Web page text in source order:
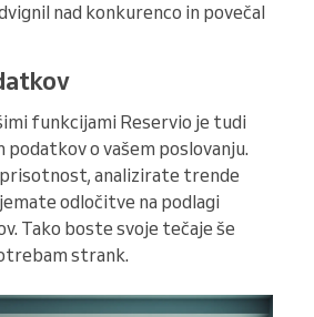
nad konkurenco in povečal
funkcijami Reservio je tudi
o vašem poslovanju.
analizirate trende
odločitve na podlagi
Tako boste svoje tečaje še
strank.